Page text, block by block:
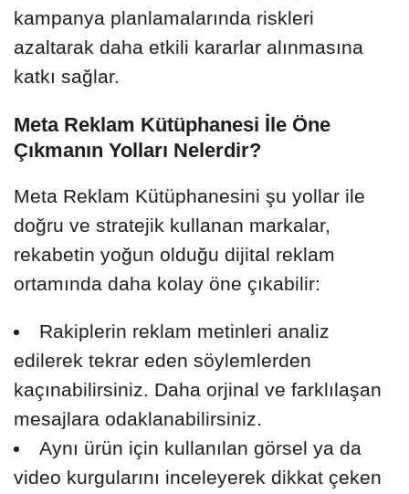
kampanya planlamalarında riskleri
azaltarak daha etkili kararlar alınmasına
katkı sağlar.
Meta Reklam Kütüphanesi İle Öne
Çıkmanın Yolları Nelerdir?
Meta Reklam Kütüphanesini şu yollar ile
doğru ve stratejik kullanan markalar,
rekabetin yoğun olduğu dijital reklam
ortamında daha kolay öne çıkabilir:
Rakiplerin reklam metinleri analiz
edilerek tekrar eden söylemlerden
kaçınabilirsiniz. Daha orjinal ve farklılaşan
mesajlara odaklanabilirsiniz.
Aynı ürün için kullanılan görsel ya da
video kurgularını inceleyerek dikkat çeken